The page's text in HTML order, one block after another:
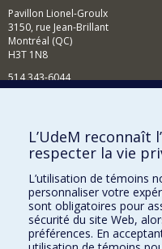
Pavillon Lionel-Groulx
3150, rue Jean-Brillant
Montréal (QC)
H3T 1N8
514 343-6044
Comment soutenir l'École?
BESOIN D'AIDE?
Plan du site
Signaler une erreur
Accessibilité
L’UdeM reconnaît
respecter la vie
L’utilisation de témoins
personnaliser votre
sont obligatoires pour
sécurité du site Web,
préférences. En